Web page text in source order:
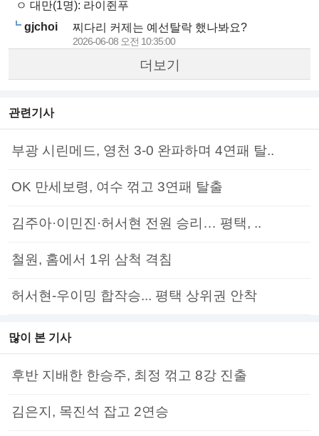
ㅇ 대만(1명): 라이쥔푸
gjchoi
찌다리 커제는 예선탈락 했나봐요?
2026-06-08 오전 10:35:00
더보기
관련기사
부광 시린메드, 영천 3-0 완파하며 4연패 탈..
OK 만세보령, 여수 꺾고 3연패 탈출
김주아·이민진·허서현 전원 승리… 평택, ..
철원, 홈에서 1위 삼척 격침
허서현-우이밍 합작승... 평택 상위권 안착
많이 본 기사
후반 지배한 한승주, 최정 꺾고 8강 진출
김은지, 목진석 잡고 2연승